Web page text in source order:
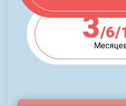
3/6/